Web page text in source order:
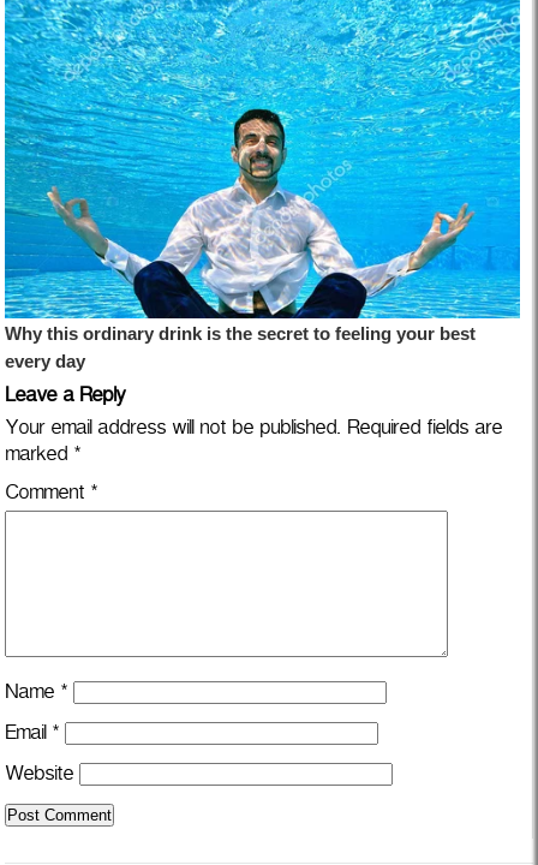
Leave a Reply
Your email address will not be published. Required fields are
marked *
Comment *
Name *
Email *
Website